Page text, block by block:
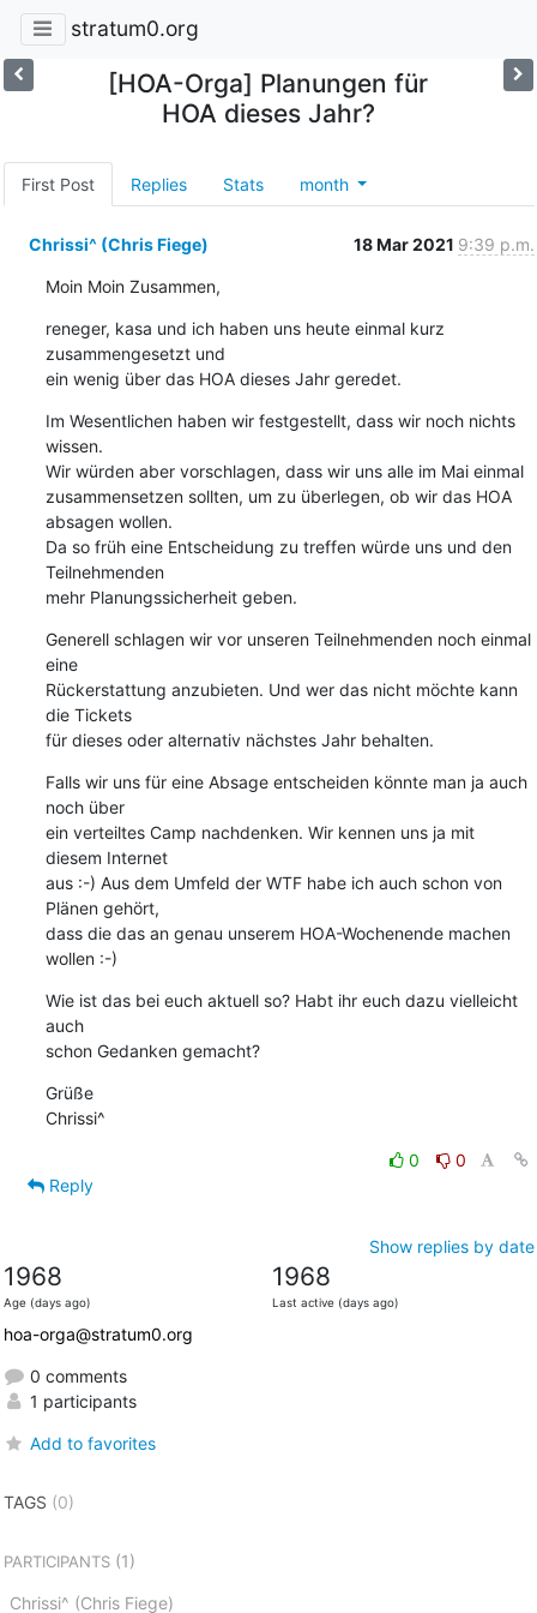
stratum0.org
[HOA-Orga] Planungen für
HOA dieses Jahr?
First Post Replies Stats month
Chrissi^ (Chris Fiege) 18 Mar 2021 9:39 p.m.
Moin Moin Zusammen,
reneger, kasa und ich haben uns heute einmal kurz
zusammengesetzt und
ein wenig über das HOA dieses Jahr geredet.
Im Wesentlichen haben wir festgestellt, dass wir noch nichts
wissen.
Wir würden aber vorschlagen, dass wir uns alle im Mai einmal
zusammensetzen sollten, um zu überlegen, ob wir das HOA
absagen wollen.
Da so früh eine Entscheidung zu treffen würde uns und den
Teilnehmenden
mehr Planungssicherheit geben.
Generell schlagen wir vor unseren Teilnehmenden noch einmal
eine
Rückerstattung anzubieten. Und wer das nicht möchte kann
die Tickets
für dieses oder alternativ nächstes Jahr behalten.
Falls wir uns für eine Absage entscheiden könnte man ja auch
noch über
ein verteiltes Camp nachdenken. Wir kennen uns ja mit
diesem Internet
aus :-) Aus dem Umfeld der WTF habe ich auch schon von
Plänen gehört,
dass die das an genau unserem HOA-Wochenende machen
wollen :-)
Wie ist das bei euch aktuell so? Habt ihr euch dazu vielleicht
auch
schon Gedanken gemacht?
Grüße
Chrissi^
0
0
Reply
Show replies by date
1968
Age (days ago)
1968
Last active (days ago)
hoa-orga@stratum0.org
0 comments
1 participants
Add to favorites
TAGS (0)
PARTICIPANTS(1)
Chrissi^ (Chris Fiege)